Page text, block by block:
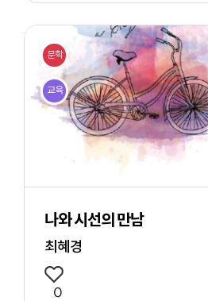
문학
교육
나와 시선의 만남
최혜경
0